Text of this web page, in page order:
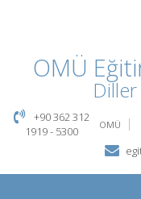
OMÜ
OMÜ
+90 362 312
1919 - 5300